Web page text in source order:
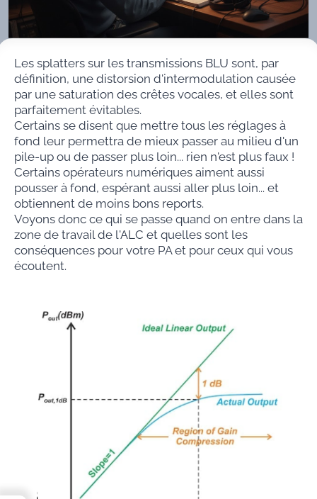
Les splatters sur les transmissions BLU sont, par
définition, une distorsion d'intermodulation causée
par une saturation des crêtes vocales, et elles sont
parfaitement évitables.
Certains se disent que mettre tous les réglages à
fond leur permettra de mieux passer au milieu d'un
pile-up ou de passer plus loin... rien n'est plus faux !
Certains opérateurs numériques aiment aussi
pousser à fond, espérant aussi aller plus loin... et
obtiennent de moins bons reports.
Voyons donc ce qui se passe quand on entre dans la
zone de travail de l'ALC et quelles sont les
conséquences pour votre PA et pour ceux qui vous
écoutent.